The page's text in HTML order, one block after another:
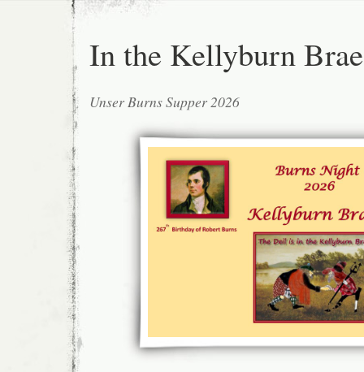
In the Kellyburn
Unser Burns Supper 2026